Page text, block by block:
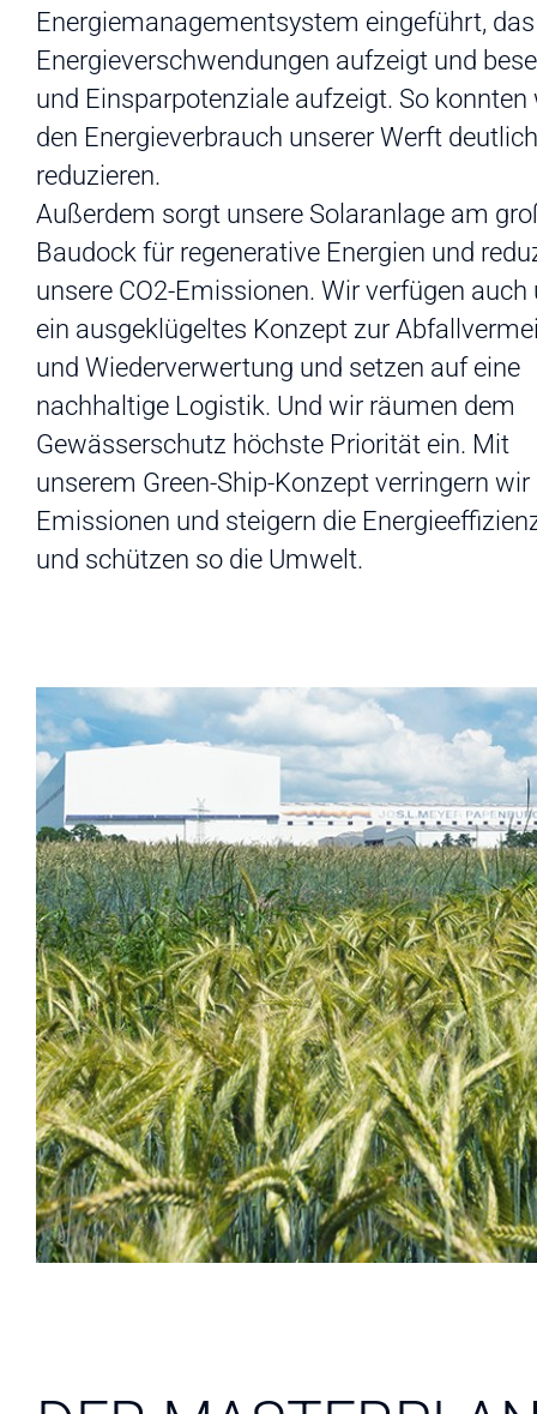
Energiemanagementsystem eingeführt, das
Energieverschwendungen aufzeigt und
und Einsparpotenziale aufzeigt. So konnten
den Energieverbrauch unserer Werft deutlich
reduzieren.
Außerdem sorgt unsere Solaranlage am
Baudock für regenerative Energien und
unsere CO2-Emissionen. Wir verfügen auch
ein ausgeklügeltes Konzept zur
und Wiederverwertung und setzen auf eine
nachhaltige Logistik. Und wir räumen dem
Gewässerschutz höchste Priorität ein. Mit
unserem Green-Ship-Konzept verringern wir
Emissionen und steigern die
und schützen so die Umwelt.